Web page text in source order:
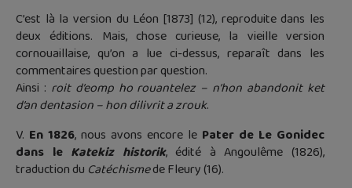
C’est là la version du Léon [1873] (12), reproduite dans les
deux éditions. Mais, chose curieuse, la vieille version
cornouaillaise, qu’on a lue ci-dessus, reparaît dans les
commentaires question par question.
Ainsi : roit d’eomp ho rouantelez – n’hon abandonit ket
d’an dentasion – hon dilivrit a zrouk.
V. En 1826, nous avons encore le Pater de Le Gonidec
dans le Katekiz historik, édité à Angoulême (1826),
traduction du Catéchismede Fleury (16).